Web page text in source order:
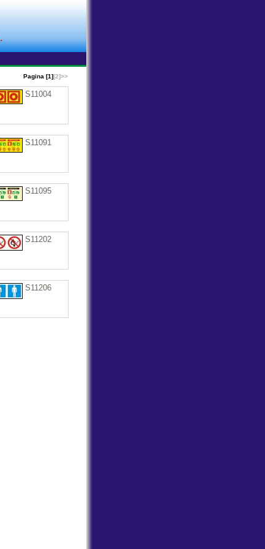
Pagina [1][2]>>
S11004
S11091
S11095
S11202
S11206